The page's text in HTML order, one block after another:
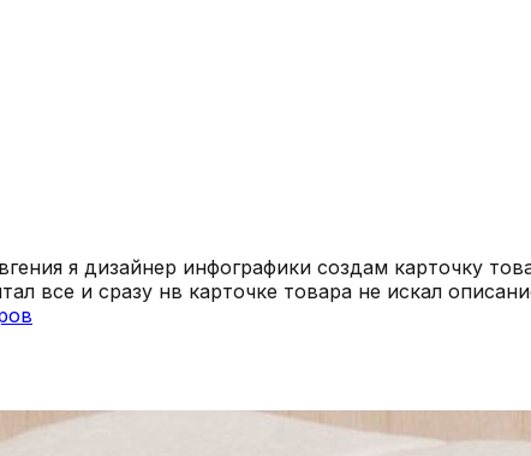
я дизайнер инфографики создам карточку